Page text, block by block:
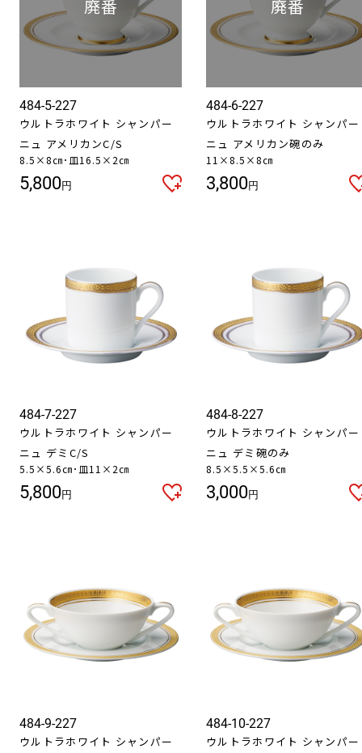
484-5-227
ウルトラホワイト シャンパー
ニュ アメリカンC/S
8.5×8㎝･皿16.5×2㎝
5,800円
484-6-227
ウルトラホワイト シャンパー
ニュ アメリカン碗のみ
11×8.5×8㎝
3,800円
484-7-227
ウルトラホワイト シャンパー
ニュ デミC/S
5.5×5.6㎝･皿11×2㎝
5,800円
484-8-227
ウルトラホワイト シャンパー
ニュ デミ碗のみ
8.5×5.5×5.6㎝
3,000円
484-9-227
ウルトラホワイト シャンパー
484-10-227
ウルトラホワイト シャンパー